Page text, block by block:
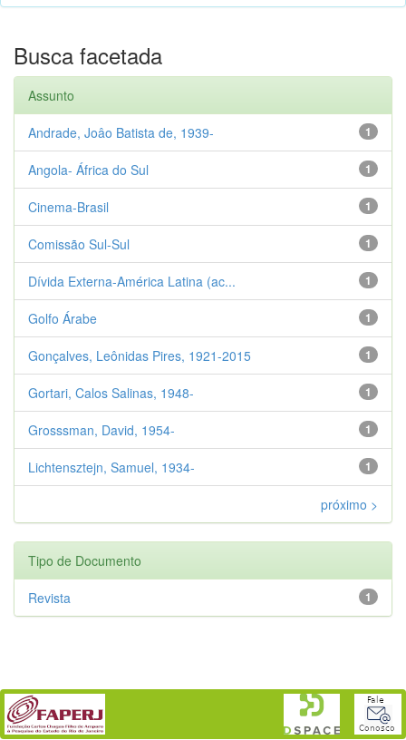
Busca facetada
Assunto
1
Andrade, Joâo Batista de, 1939-
1
Angola- África do Sul
1
Cinema-Brasil
1
Comissão Sul-Sul
1
Dívida Externa-América Latina (ac...
1
Golfo Árabe
1
Gonçalves, Leônidas Pires, 1921-2015
1
Gortari, Calos Salinas, 1948-
1
Grosssman, David, 1954-
1
Lichtensztejn, Samuel, 1934-
próximo >
Tipo de Documento
1
Revista